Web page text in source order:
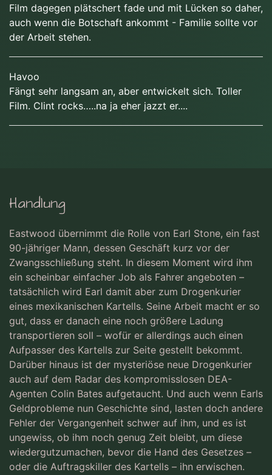
Film dagegen plätschert fade und mit Lücken so daher,
auch wenn die Botschaft ankommt - Familie sollte vor
der Arbeit stehen.
Havoo
Fängt sehr langsam an, aber entwickelt sich. Toller
Film. Clint rocks…..na ja eher jazzt er....
Handlung
Eastwood übernimmt die Rolle von Earl Stone, ein fast
90-jähriger Mann, dessen Geschäft kurz vor der
Zwangsschließung steht. In diesem Moment wird ihm
ein scheinbar einfacher Job als Fahrer angeboten –
tatsächlich wird Earl damit aber zum Drogenkurier
eines mexikanischen Kartells. Seine Arbeit macht er so
gut, dass er danach eine noch größere Ladung
transportieren soll – wofür er allerdings auch einen
Aufpasser des Kartells zur Seite gestellt bekommt.
Darüber hinaus ist der mysteriöse neue Drogenkurier
auch auf dem Radar des kompromisslosen DEA-
Agenten Colin Bates aufgetaucht. Und auch wenn Earls
Geldprobleme nun Geschichte sind, lasten doch andere
Fehler der Vergangenheit schwer auf ihm, und es ist
ungewiss, ob ihm noch genug Zeit bleibt, um diese
wiedergutzumachen, bevor die Hand des Gesetzes –
oder die Auftragskiller des Kartells – ihn erwischen.